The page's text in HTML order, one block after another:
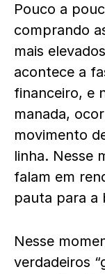
Pouco a
comprando
mais
acontece a
financeiro, e
manada,
movimento
linha. Nesse
falam em
pauta para a
Nesse
verdadeiros